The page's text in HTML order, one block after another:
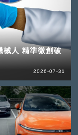
械人 精準微創破
2026-07-31